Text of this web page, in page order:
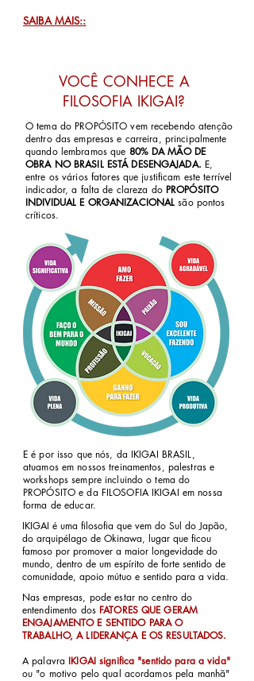
SAIBA MAIS::
VOCÊ CONHECE A
FILOSOFIA IKIGAI?
O tema do PROPÓSITO vem recebendo atenção
dentro das empresas e carreira, principalmente
quando lembramos que 80% DA MÃO DE
OBRA NO BRASIL ESTÁ DESENGAJADA. E,
entre os vários fatores que justificam este terrível
indicador, a falta de clareza do PROPÓSITO
INDIVIDUAL E ORGANIZACIONAL são pontos
críticos.
E é por isso que nós, da IKIGAI BRASIL,
atuamos em nossos treinamentos, palestras e
workshops sempre incluindo o tema do
PROPÓSITO e da FILOSOFIA IKIGAI em nossa
forma de educar.
​​IKIGAI é uma filosofia que vem do Sul do Japão,
do arquipélago de Okinawa, lugar que ficou
famoso por promover a maior longevidade do
mundo, dentro de um espírito de forte sentido de
comunidade, apoio mútuo e sentido para a vida.
Nas empresas, pode estar no centro do
entendimento dosFATORES QUE GERAM
ENGAJAMENTO E SENTIDO PARA O
TRABALHO, A LIDERANÇA E OS RESULTADOS.
A palavra IKIGAI significa "sentido para a vida"
ou "o motivo pelo qual acordamos pela manhã"